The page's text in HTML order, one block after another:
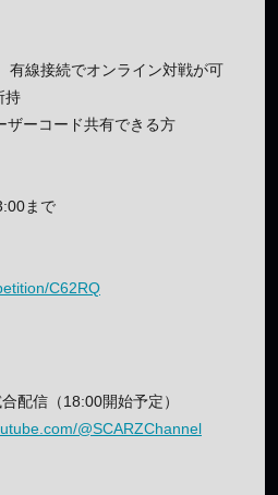
有線接続でオンライン対戦が可
持
ザーコード共有できる方
まで
C62RQ
配信（18:00開始予定）
@SCARZChannel